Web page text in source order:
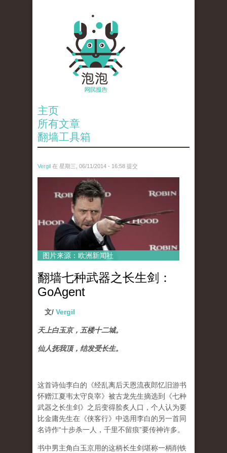
主页
所有文章
翻墙工具箱
Vergil 在 星期三, 06/11/2014 - 16:58 提交
图片来源：欧洲新闻社
翻墙七种武器之长生剑：
GoAgent
文/ Vergil
天上白玉京，五楼十二城。
仙人抚我顶，结发受长生。
这首诗仙李白的《经乱离后天恩流夜郎忆旧游书
怀赠江夏韦太守良宰》被古龙先生摘选到《七种
武器之长生剑》之后变得脍炙人口，个人认为要
比金庸先生在《侠客行》中选用李白的另一首同
名诗作“十步杀一人，千里不留痕”要传神许多。
书中男主角白玉京用的这柄长生剑堪称一柄削铁